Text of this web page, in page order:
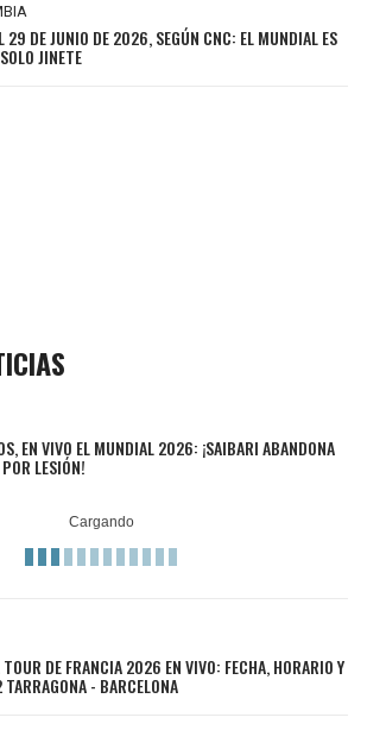
29 DE JUNIO DE 2026, SEGÚN CNC: EL MUNDIAL ES
JINETE
EN VIVO EL MUNDIAL 2026: ¡SAIBARI ABANDONA
LESIÓN!
TOUR DE FRANCIA 2026 EN VIVO: FECHA, HORARIO Y
TARRAGONA - BARCELONA